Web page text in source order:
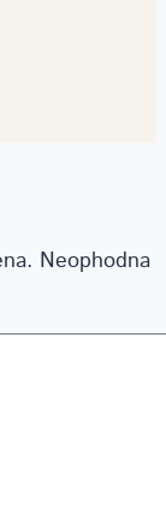
Neophodna